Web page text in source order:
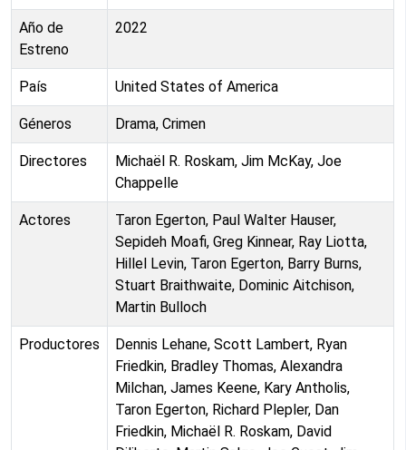
Año de
Estreno
2022
País United States of America
Géneros Drama, Crimen
Directores
Michaël R. Roskam, Jim McKay, Joe
Chappelle
Actores
Taron Egerton, Paul Walter Hauser,
Sepideh Moafi, Greg Kinnear, Ray Liotta,
Hillel Levin, Taron Egerton, Barry Burns,
Stuart Braithwaite, Dominic Aitchison,
Martin Bulloch
Productores
Dennis Lehane, Scott Lambert, Ryan
Friedkin, Bradley Thomas, Alexandra
Milchan, James Keene, Kary Antholis,
Taron Egerton, Richard Plepler, Dan
Friedkin, Michaël R. Roskam, David